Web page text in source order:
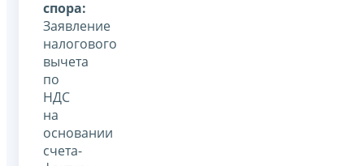
спора:
Заявление
налогового
вычета
по
НДС
на
основании
счета-